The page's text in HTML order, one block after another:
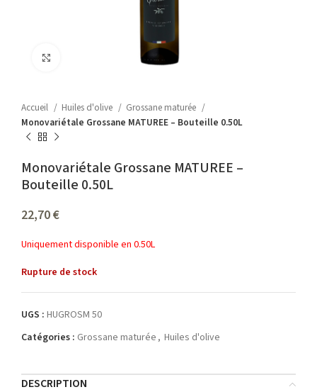
Accueil Huiles d'olive
Grossane maturée
Monovariétale Grossane MATUREE – Bouteille 0.50L
Monovariétale Grossane MATUREE –
Bouteille 0.50L
22,70€
Uniquement disponible en 0.50L
Rupture de stock
UGS : HUGROSM 50
Catégories : Grossane maturée, Huiles d'olive
DESCRIPTION